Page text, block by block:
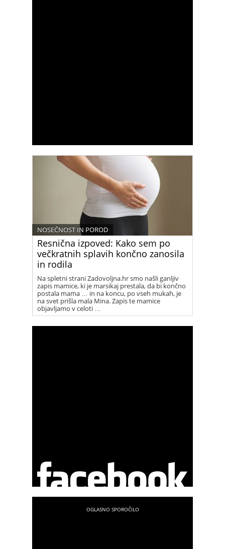
Resnična izpoved: Kako sem po
večkratnih splavih končno zanosila
in rodila
NOSEČNOST IN POROD
Na spletni strani Zadovoljna.hr smo našli ganljiv
zapis mamice, ki je marsikaj prestala, da bi končno
postala mama … in na koncu, po vseh mukah, je
na svet prišla mala Mina. Zapis te mamice
objavljamo v celoti …